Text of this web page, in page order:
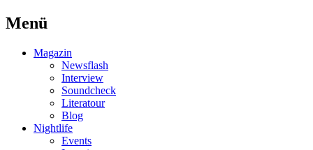
Menü
Magazin
Newsflash
Interview
Soundcheck
Literatour
Blog
Nightlife
Events